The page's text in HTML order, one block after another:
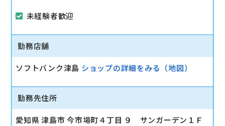
未経験者歓迎
勤務店舗
ソフトバンク津島 ショップの詳細をみる（地図）
勤務先住所
愛知県 津島市 今市場町４丁目 ９ サンガーデン１Ｆ